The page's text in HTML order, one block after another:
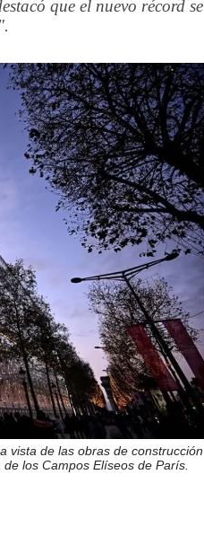
que el nuevo récord se
vista de las obras de construcción
los Campos Elíseos de París.